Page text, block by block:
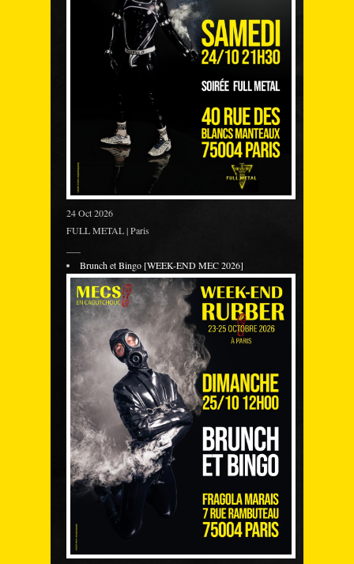
24 Oct 2026
FULL METAL | Paris
Brunch et Bingo [WEEK-END MEC 2026]